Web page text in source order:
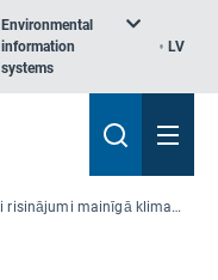
Environmental
information
systems
LV
Dabā balstīti risinājumi mainīgā klimatā (atjauninājums par Covid-19 –> atlikts)